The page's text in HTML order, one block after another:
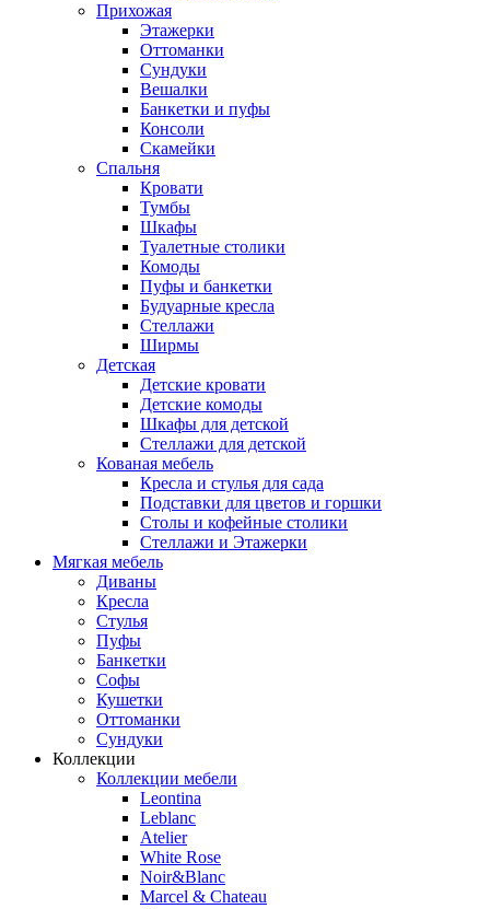
Прихожая
Этажерки
Оттоманки
Сундуки
Вешалки
Банкетки и пуфы
Консоли
Скамейки
Спальня
Кровати
Тумбы
Шкафы
Туалетные столики
Комоды
Пуфы и банкетки
Будуарные кресла
Стеллажи
Ширмы
Детская
Детские кровати
Детские комоды
Шкафы для детской
Стеллажи для детской
Кованая мебель
Кресла и стулья для сада
Подставки для цветов и горшки
Столы и кофейные столики
Стеллажи и Этажерки
Мягкая мебель
Диваны
Кресла
Стулья
Пуфы
Банкетки
Софы
Кушетки
Оттоманки
Сундуки
Коллекции
Коллекции мебели
Leontina
Leblanc
Аtelier
White Rose
Noir&Blanc
Marcel & Chateau